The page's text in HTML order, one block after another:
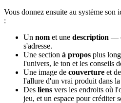
Vous donnez ensuite au système
:
Un nom et une description —
s'adresse.
Une section à propos plus
l'univers, le ton et les conseils
Une image de couverture et de
l'allure d'un vrai produit dans la
Des liens vers les endroits où
jeu, et un espace pour créditer